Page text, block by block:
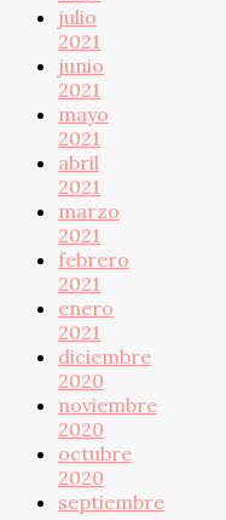
julio
2021
junio
2021
mayo
2021
abril
2021
marzo
2021
febrero
2021
enero
2021
diciembre
2020
noviembre
2020
octubre
2020
septiembre